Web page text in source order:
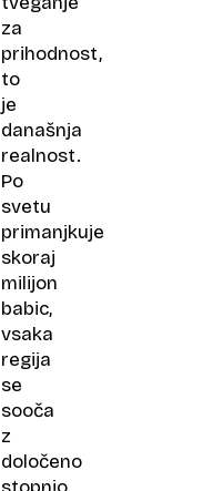
za
prihodnost,
to
je
današnja
realnost.
Po
svetu
primanjkuje
skoraj
milijon
babic,
vsaka
regija
se
sooča
z
določeno